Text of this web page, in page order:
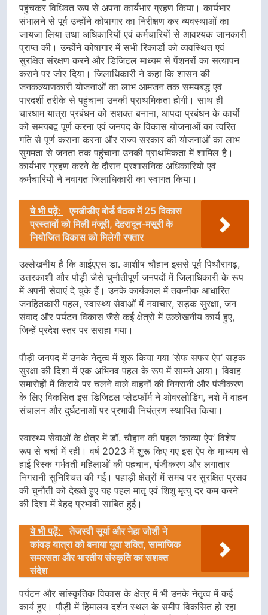
पहुंचकर विधिवत रूप से अपना कार्यभार ग्रहण किया। कार्यभार
संभालने से पूर्व उन्होंने कोषागार का निरीक्षण कर व्यवस्थाओं का
जायजा लिया तथा अधिकारियों एवं कर्मचारियों से आवश्यक जानकारी
प्राप्त की। उन्होंने कोषागार में सभी रिकार्डो को व्यवस्थित एवं
सुरक्षित संरक्षण करने और डिजिटल माध्यम से पेंशनरों का सत्यापन
कराने पर जोर दिया। जिलाधिकारी ने कहा कि शासन की
जनकल्याणकारी योजनाओं का लाभ आमजन तक समयबद्ध एवं
पारदर्शी तरीके से पहुंचाना उनकी प्राथमिकता होगी। साथ ही
चारधाम यात्रा प्रबंधन को सशक्त बनाना, आपदा प्रबंधन के कार्यो
को समयबद्व पूर्ण करना एवं जनपद के विकास योजनाओं का त्वरित
गति से पूर्ण कराना करना और राज्य सरकार की योजनाओं का लाभ
सुगमता से जनता तक पहुंचाना उनकी प्राथमिकता में शामिल है।
कार्यभार ग्रहण करने के दौरान प्रशासनिक अधिकारियों एवं
कर्मचारियों ने नवागत जिलाधिकारी का स्वागत किया।
ये भी पढ़ें:
एमडीडीए बोर्ड बैठक में 25 विकास
प्रस्तावों को मिली मंजूरी, देहरादून-मसूरी के
नियोजित विकास को मिलेगी रफ्तार
उल्लेखनीय है कि आईएएस डा. आशीष चौहान इससे पूर्व पिथौरागढ़,
उत्तरकाशी और पौड़ी जैसे चुनौतीपूर्ण जनपदों में जिलाधिकारी के रूप
में अपनी सेवाएं दे चुके हैं। उनके कार्यकाल में तकनीक आधारित
जनहितकारी पहल, स्वास्थ्य सेवाओं में नवाचार, सड़क सुरक्षा, जन
संवाद और पर्यटन विकास जैसे कई क्षेत्रों में उल्लेखनीय कार्य हुए,
जिन्हें प्रदेश स्तर पर सराहा गया।
पौड़ी जनपद में उनके नेतृत्व में शुरू किया गया ‘सेफ सफर ऐप’ सड़क
सुरक्षा की दिशा में एक अभिनव पहल के रूप में सामने आया। विवाह
समारोहों में किराये पर चलने वाले वाहनों की निगरानी और पंजीकरण
के लिए विकसित इस डिजिटल प्लेटफॉर्म ने ओवरलोडिंग, नशे में वाहन
संचालन और दुर्घटनाओं पर प्रभावी नियंत्रण स्थापित किया।
स्वास्थ्य सेवाओं के क्षेत्र में डॉ. चौहान की पहल ‘काव्या ऐप’ विशेष
रूप से चर्चा में रही। वर्ष 2023 में शुरू किए गए इस ऐप के माध्यम से
हाई रिस्क गर्भवती महिलाओं की पहचान, पंजीकरण और लगातार
निगरानी सुनिश्चित की गई। पहाड़ी क्षेत्रों में समय पर सुरक्षित प्रसव
की चुनौती को देखते हुए यह पहल मातृ एवं शिशु मृत्यु दर कम करने
की दिशा में बेहद प्रभावी साबित हुई।
ये भी पढ़ें:
तेजस्वी सूर्या और नेहा जोशी ने
कांवड़ यात्रा को बनाया युवा शक्ति, सामाजिक
समरसता और भारतीय संस्कृति का सशक्त
संदेश
पर्यटन और सांस्कृतिक विकास के क्षेत्र में भी उनके नेतृत्व में कई
कार्य हुए। पौड़ी में हिमालय दर्शन स्थल के समीप विकसित हो रहा